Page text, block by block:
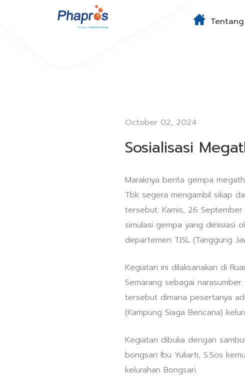
Tentang
October 02, 2024
Sosialisasi
Maraknya berita gempa
Tbk segera mengambil sikap
tersebut. Kamis, 26
simulasi gempa yang diinisiasi
departemen TJSL (Tanggung
Kegiatan ini dilaksanakan di
Semarang sebagai
tersebut dimana pesertanya
(Kampung Siaga Bencana)
Kegiatan dibuka dengan
bongsari Ibu Yuliarti, S.Sos
kelurahan Bongsari.